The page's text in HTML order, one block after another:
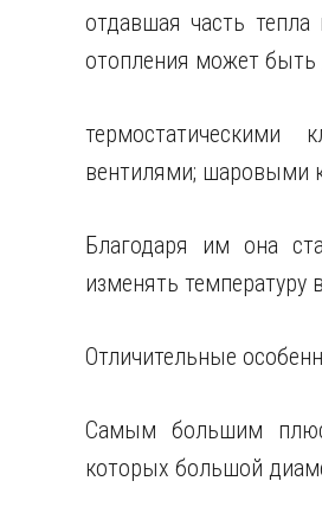
отдавшая часть
отопления может быть
термостатическими
вентилями; шаровыми
Благодаря им она
изменять температуру
Отличительные
Самым большим
которых большой